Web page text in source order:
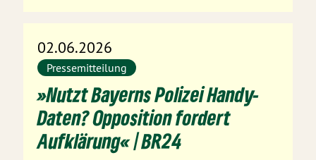
02.06.2026
Pressemitteilung
»Nutzt Bayerns Polizei Handy-
Daten? Opposition fordert
Aufklärung« | BR24